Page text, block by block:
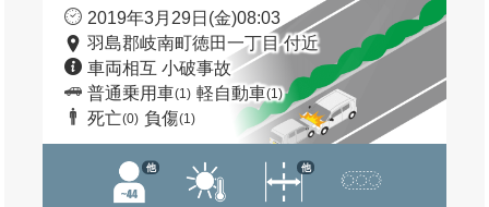
2019年3月29日(金)08:03
羽島郡岐南町徳田一丁目 付近
車両相互 小破事故
普通乗用車(1) 軽自動車(1)
死亡(0) 負傷(1)
他 他